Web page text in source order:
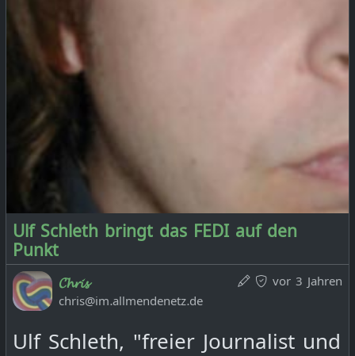
Ulf Schleth bringt das FEDI auf den
Punkt
vor 3 Jahren
𝓒𝓱𝓻𝓲𝓼
chris@im.allmendenetz.de
Ulf Schleth, "freier Journalist und